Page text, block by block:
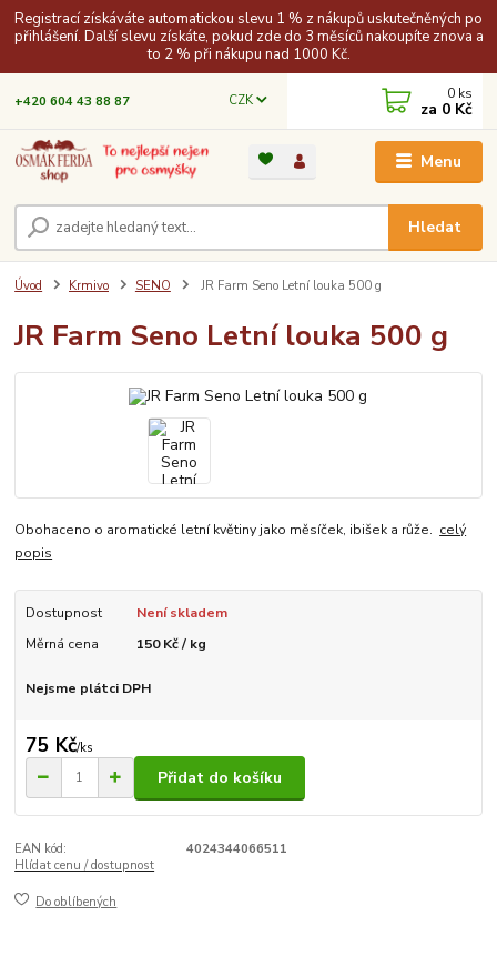
Registrací získáváte automatickou slevu 1 % z nákupů uskutečněných po
přihlášení. Další slevu získáte, pokud zde do 3 měsíců nakoupíte znova a
to 2 % při nákupu nad 1000 Kč.
Menu
CZK
Hledat
+420 604 43 88 87 0 ks
za 0 Kč
Úvod Krmivo SENO JR Farm Seno Letní louka 500 g
JR Farm Seno Letní louka 500 g
Obohaceno o aromatické letní květiny jako měsíček, ibišek a růže. celý
popis
Dostupnost
Není skladem
Měrná cena
150 Kč / kg
Nejsme plátci DPH
75 Kč/ks
Přidat do košíku
EAN kód:
4024344066511
Hlídat cenu / dostupnost
Do oblíbených